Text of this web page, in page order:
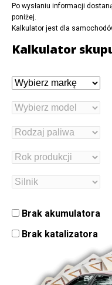
Po wysłaniu informacji
poniżej.
Kalkulator jest dla
Kalkulator
Brak akumulatora
Brak katalizatora